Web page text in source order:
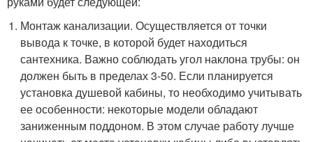
Монтаж канализации. Осуществляется от точки
вывода к точке, в которой будет находиться
сантехника. Важно соблюдать угол наклона трубы: он
должен быть в пределах 3-50. Если планируется
установка душевой кабины, то необходимо учитывать
ее особенности: некоторые модели обладают
заниженным поддоном. В этом случае работу лучше